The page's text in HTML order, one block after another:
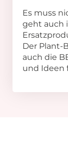
Es muss
geht auch
Der Plant-
auch die
und Ideen